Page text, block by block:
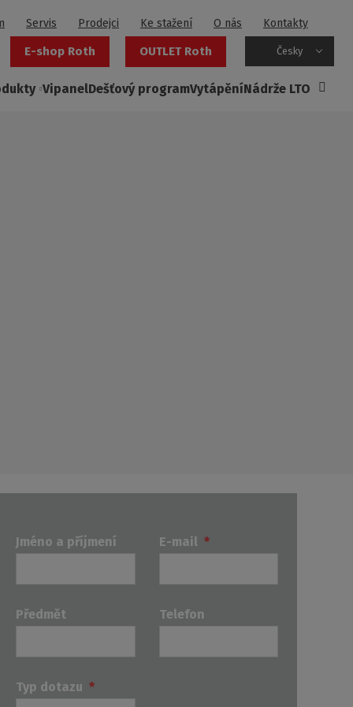
Servis Prodejci Ke stažení O nás Kontakty
E-shop Roth OUTLET Roth Česky
VipanelDešťový programVytápěníNádrže LTO
Jméno a příjmení
Předmět
Typ dotazu *
E-mail *
Telefon